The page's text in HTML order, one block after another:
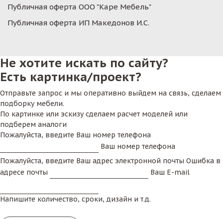
Публичная оферта ООО "Каре Мебель"
Публичная оферта ИП Македонов И.С.
Не хотите искать по сайту?
Есть картинка/проект?
Отправьте запрос и мы оперативно выйдем на связь, сделаем
подборку мебели.
По картинке или эскизу сделаем расчет моделей или
подберем аналоги
Пожалуйста, введите Ваш номер телефона
Ваш номер телефона
Пожалуйста, введите Ваш адрес электронной почты Ошибка в
адресе почты
Ваш E-mail
Напишите количество, сроки, дизайн и т.д.